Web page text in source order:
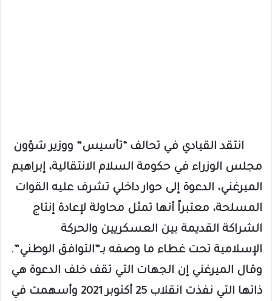
انتقد القيادي في تحالف “تأسيس” ووزير شؤون
مجلس الوزراء في حكومة السلام الانتقالية، إبراهيم
الميرغني، الدعوة إلى حوار داخلي تشرف عليه القوات
المسلحة، معتبراً أنها تمثل محاولة لإعادة إنتاج
الشراكة القديمة بين العسكريين والحركة
الإسلامية تحت غطاء ما وصفه بـ”التوافق الوطني”.
وقال الميرغني إن الجهات التي تقف خلف الدعوة هي
ذاتها التي نفذت انقلاب 25 أكتوبر 2021 وأسهمت في